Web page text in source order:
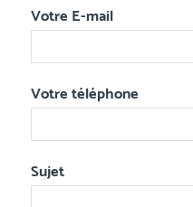
Votre E-mail
Votre téléphone
Sujet